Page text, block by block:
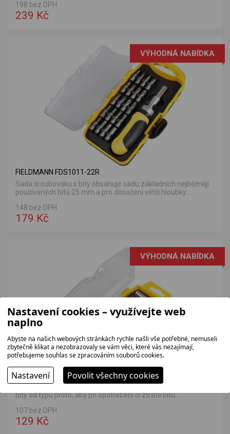
198 bez DPH
239 Kč
VÝHODNÁ NABÍDKA
FIELDMANN FDS1011-22R
Sada šroubováku s bity obsahuje sadu základních nejběžněji
používaných bitů 25 mm a pro dosažení větší hloubky...
148 bez DPH
179 Kč
VÝHODNÁ NABÍDKA
FIELDMANN FDS9002-67R
bity od typu proto, aby při opotřebení či ztrátě bitu...
107 bez DPH
129 Kč
Nastavení cookies – využívejte web
naplno
Abyste na našich webových stránkách rychle našli vše potřebné, nemuseli
zbytečně klikat a nezobrazovaly se vám věci, které vás nezajímají,
potřebujeme souhlas se zpracováním souborů cookies.
Nastavení Povolit všechny cookies